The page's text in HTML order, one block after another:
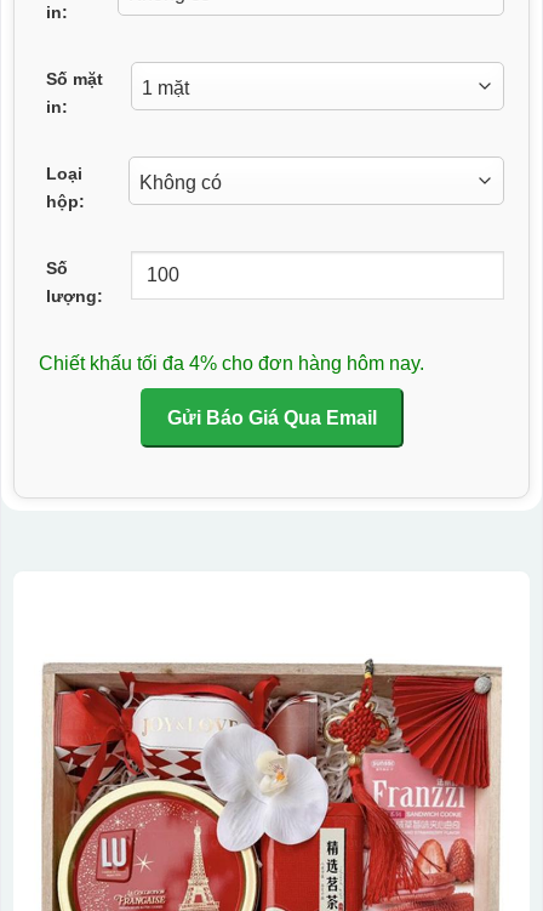
in:
Số mặt
in:
Loại
hộp:
Số
lượng:
Chiết khấu tối đa 4% cho đơn hàng hôm nay.
Gửi Báo Giá Qua Email